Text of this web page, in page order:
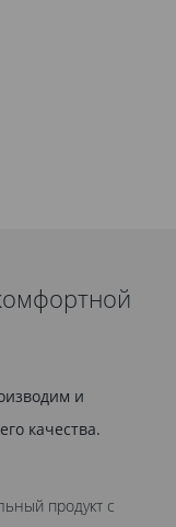
и
качества.
продукт с